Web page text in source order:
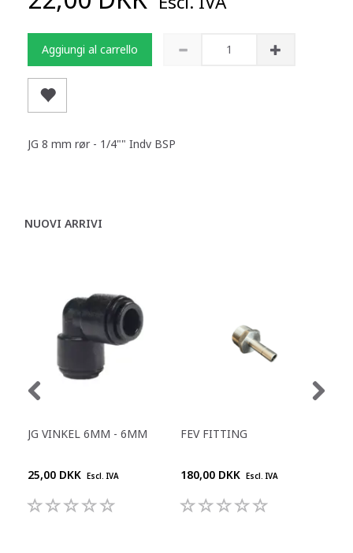
Aggiungi al carrello
JG 8 mm rør - 1/4"" Indv BSP
NUOVI ARRIVI
JG VINKEL 6MM - 6MM
25,00 DKK Escl. IVA
FEV FITTING
180,00 DKK Escl. IVA